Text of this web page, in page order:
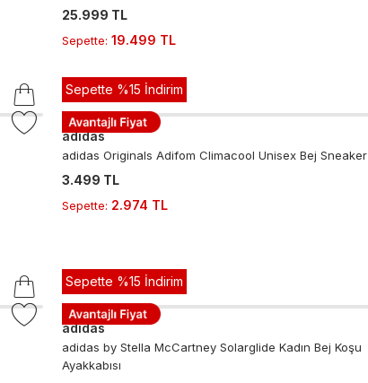
25.999 TL
Sepette: 19.499 TL
Sepette %15 İndirim
adidas
adidas Originals Adifom Climacool Unisex Bej Sneaker
3.499 TL
Sepette: 2.974 TL
Sepette %15 İndirim
adidas
adidas by Stella McCartney Solarglide Kadın Bej Koşu
Ayakkabısı